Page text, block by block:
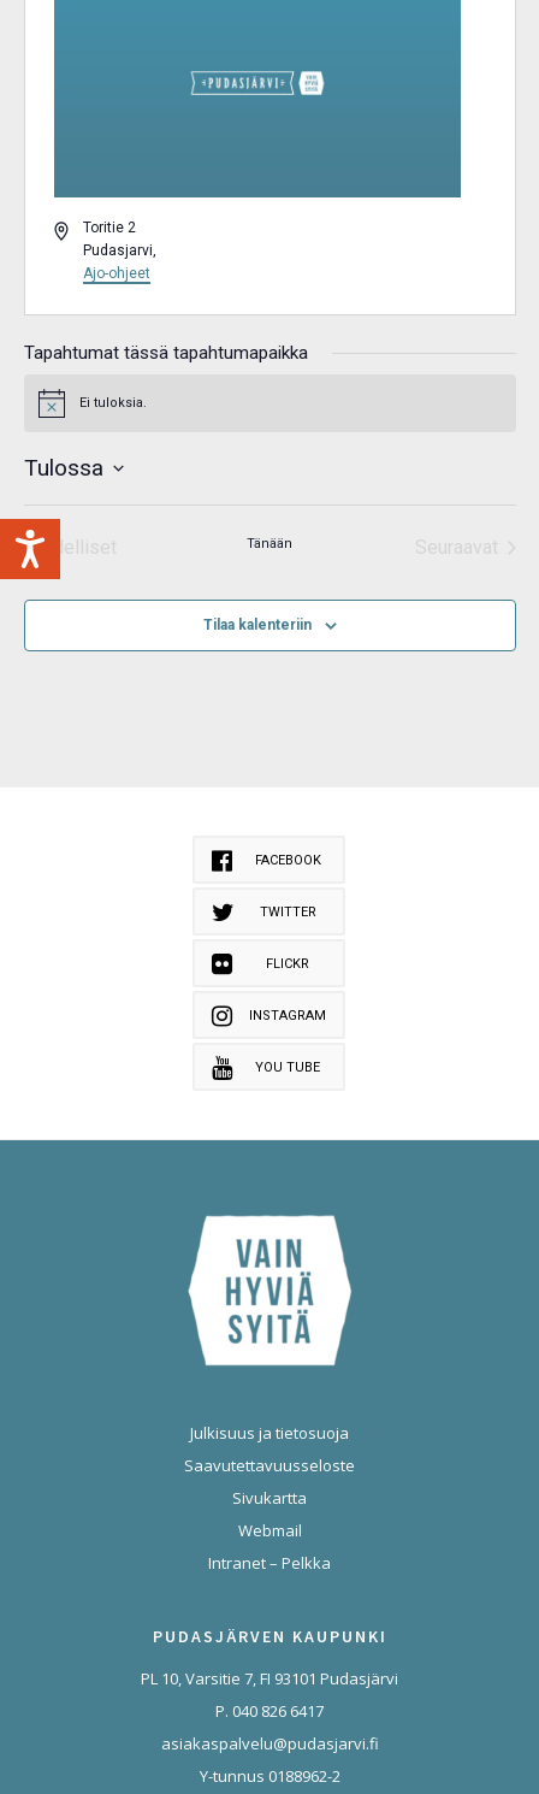
OsoiteToritie 2
Pudasjarvi,
Ajo-ohjeet
Tapahtumat tässä tapahtumapaikka
Notice Ei tuloksia.
Tulossa
Valitse
päivä.
Edelliset
Tänään
Seuraavat
Tilaa kalenteriin
FACEBOOK
TWITTER
FLICKR
INSTAGRAM
YOU TUBE
Julkisuus ja tietosuoja
Saavutettavuusseloste
Sivukartta
Webmail
Intranet – Pelkka
PUDASJÄRVEN KAUPUNKI
PL 10, Varsitie 7, FI 93101 Pudasjärvi
P. 040 826 6417
asiakaspalvelu@pudasjarvi.fi
Y-tunnus 0188962-2